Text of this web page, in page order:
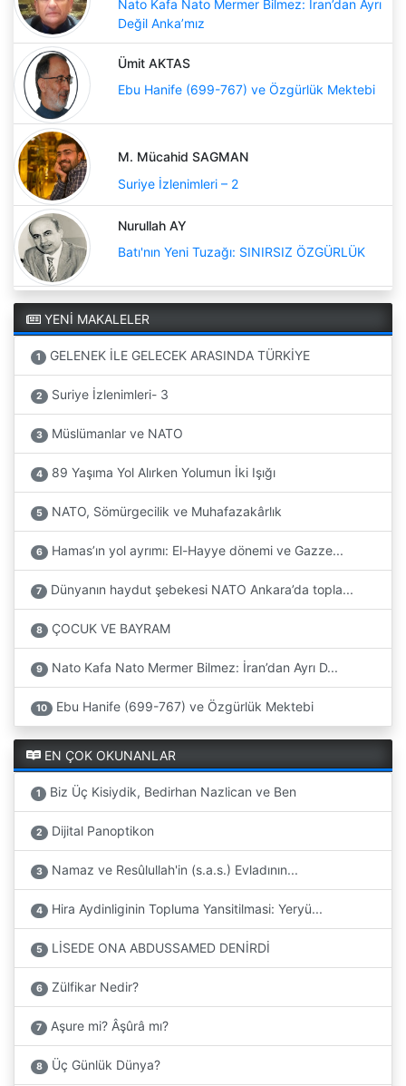
Nato Kafa Nato Mermer Bilmez: İran’dan Ayrı
Değil Anka’mız
Ümit AKTAS
Ebu Hanife (699-767) ve Özgürlük Mektebi
M. Mücahid SAGMAN
Suriye İzlenimleri – 2
Nurullah AY
Batı'nın Yeni Tuzağı: SINIRSIZ ÖZGÜRLÜK
YENİ MAKALELER
1 GELENEK İLE GELECEK ARASINDA TÜRKİYE
2 Suriye İzlenimleri- 3
3 Müslümanlar ve NATO
4 89 Yaşıma Yol Alırken Yolumun İki Işığı
5 NATO, Sömürgecilik ve Muhafazakârlık
6 Hamas’ın yol ayrımı: El-Hayye dönemi ve Gazze...
7 Dünyanın haydut şebekesi NATO Ankara’da topla...
8 ÇOCUK VE BAYRAM
9 Nato Kafa Nato Mermer Bilmez: İran’dan Ayrı D...
10 Ebu Hanife (699-767) ve Özgürlük Mektebi
EN ÇOK OKUNANLAR
1 Biz Üç Kisiydik, Bedirhan Nazlican ve Ben
2 Dijital Panoptikon
3 Namaz ve Resûlullah'in (s.a.s.) Evladının...
4 Hira Aydinliginin Topluma Yansitilmasi: Yeryü...
5 LİSEDE ONA ABDUSSAMED DENİRDİ
6 Zülfikar Nedir?
7 Aşure mi? Âşûrâ mı?
8 Üç Günlük Dünya?